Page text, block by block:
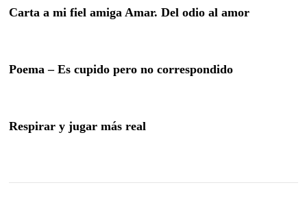
Carta a mi fiel amiga Amar. Del odio al amor
Poema – Es cupido pero no correspondido
Respirar y jugar más real